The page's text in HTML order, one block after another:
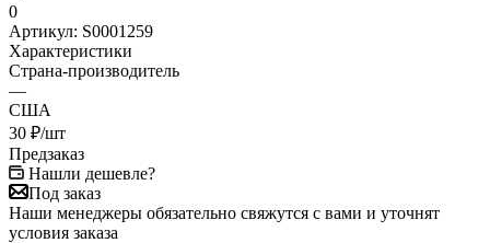
0
Артикул: S0001259
Характеристики
Страна-производитель
—
США
30 ₽/шт
Предзаказ
Нашли дешевле?
Под заказ
Наши менеджеры обязательно свяжутся с вами и уточнят
условия заказа